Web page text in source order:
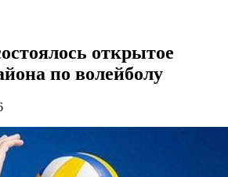
открытое
по волейболу